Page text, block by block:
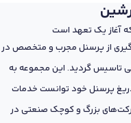
آغاز یک تعهد است
پرشین در سال 1389 با بهره‌گیری از پرسنل مجرب و متخصص در
تاسیس گردید. این مجموعه به
پرسنل خود توانست خدمات
بزرگ و کوچک صنعتی در